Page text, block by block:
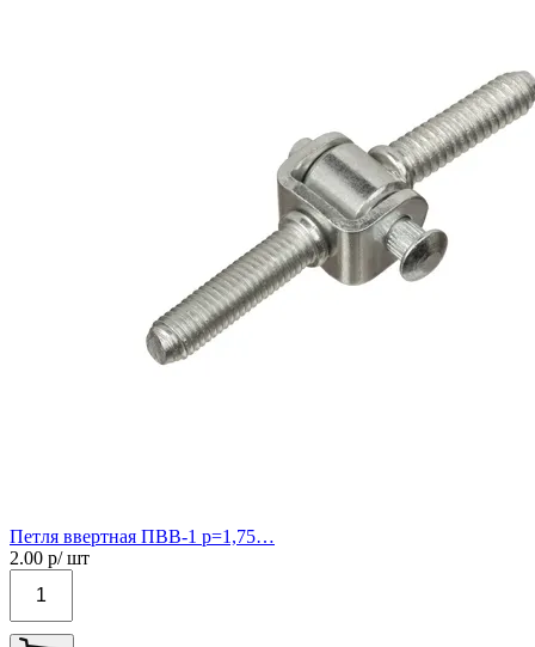
Петля ввертная ПВВ-1 р=1,75…
2.00 р/ шт